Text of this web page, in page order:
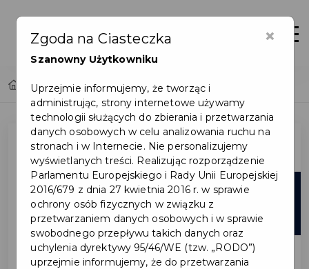
Home Lista aktualności
×
Zgoda na Ciasteczka
Szanowny Użytkowniku
Uprzejmie informujemy, że tworząc i
administrując, strony internetowe używamy
technologii służących do zbierania i przetwarzania
danych osobowych w celu analizowania ruchu na
stronach i w Internecie. Nie personalizujemy
wyświetlanych treści. Realizując rozporządzenie
Parlamentu Europejskiego i Rady Unii Europejskiej
2016/679 z dnia 27 kwietnia 2016 r. w sprawie
ochrony osób fizycznych w związku z
przetwarzaniem danych osobowych i w sprawie
swobodnego przepływu takich danych oraz
uchylenia dyrektywy 95/46/WE (tzw. „RODO”)
uprzejmie informujemy, że do przetwarzania